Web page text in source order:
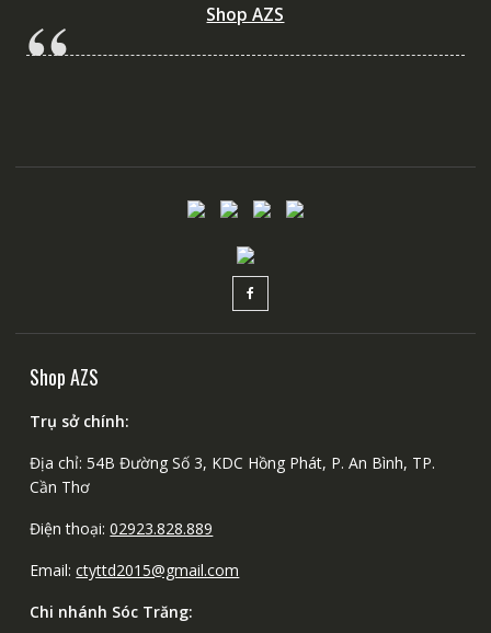
Shop AZS
Shop AZS
Trụ sở chính:
Địa chỉ: 54B Đường Số 3, KDC Hồng Phát, P. An Bình, TP.
Cần Thơ
Điện thoại:02923.828.889
Email:ctyttd2015@gmail.com
Chi nhánh Sóc Trăng: